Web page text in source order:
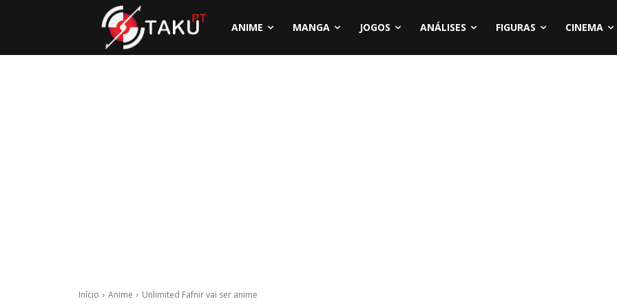
ANIME MANGA JOGOS ANÁLISES FIGURAS CINEMA
Início Anime Unlimited Fafnir vai ser anime